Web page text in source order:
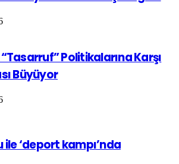
Politikalarına Karşı
Büyüyor
ile ‘deport kampı’nda